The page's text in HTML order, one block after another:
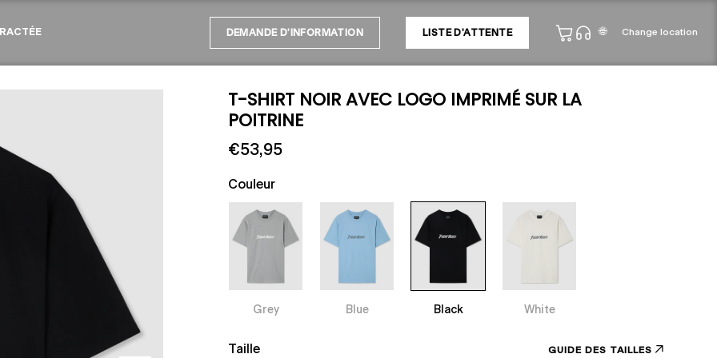
DEMANDE D'INFORMATION LISTE D'ATTENTE 🌐 Change location
T-SHIRT NOIR AVEC LOGO IMPRIMÉ SUR LA
POITRINE
€53,95
Couleur
Grey Blue Black White
Taille GUIDE DES TAILLES